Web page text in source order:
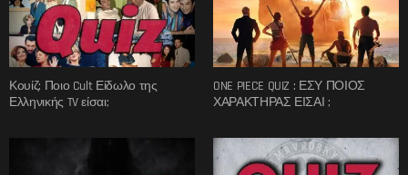
Κουίζ: Ποιο Cult Είδωλο της
Ελληνικής TV είσαι;
ONE PIECE QUIZ : ΕΣΥ ΠΟΙΟΣ
ΧΑΡΑΚΤΗΡΑΣ ΕΙΣΑΙ ;